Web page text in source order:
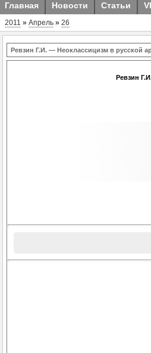
Главная Новости Статьи
2011 » Апрель » 26
Ревзин Г.И. — Неоклассицизм в русской
Ревзин